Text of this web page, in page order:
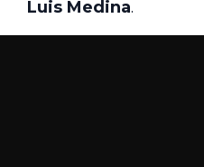
Luis Medina.